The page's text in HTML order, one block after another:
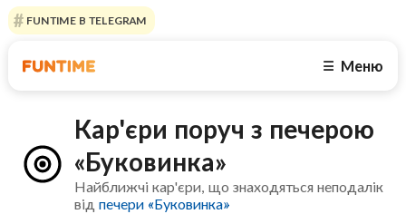
FUNTIME В TELEGRAM
☰ Меню
Кар'єри поруч з печерою
«Буковинка»
Найближчі кар'єри, що знаходяться неподалік
відпечери «Буковинка»